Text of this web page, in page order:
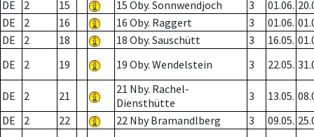
DE
2 15 15 Oby. Sonnwendjoch 3 01.06.
DE
2 16 16 Oby. Raggert 3 01.06.
DE
2 18 18 Oby. Sauschütt 3 16.05.
DE
2 19 19 Oby. Wendelstein 3 22.05.
DE 2 21
21 Nby. Rachel-
Diensthütte
3 13.05.
DE
2 22 22 Nby Bramandlberg 3 09.05.